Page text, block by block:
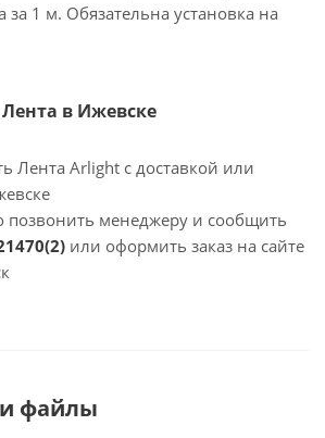
за 1 м. Обязательна установка на
в Ижевске
Лента Arlight с доставкой или
позвонить менеджеру и сообщить
или оформить заказ на сайте
файлы